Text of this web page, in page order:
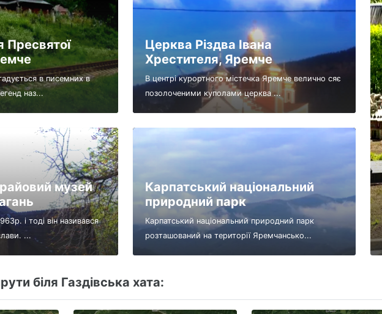
Пресвятої
в писемних в
наз...
музей
і тоді він називався
...
Церква Різдва Івана
Хрестителя, Яремче
В центрі курортного містечка Яремче велично сяє
позолоченими куполами церква ...
Карпатський національний
природний парк
Карпатський національний природний парк
розташований на території Яремчансько...
біля Газдівська хата: